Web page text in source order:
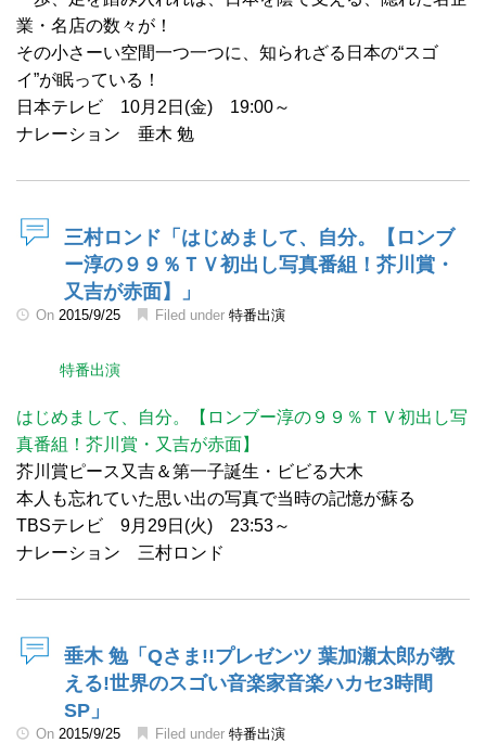
業・名店の数々が！
その小さーい空間一つ一つに、知られざる日本の“スゴ
イ”が眠っている！
日本テレビ 10月2日(金) 19:00～
ナレーション 垂木 勉
三村ロンド「はじめまして、自分。【ロンブ
ー淳の９９％ＴＶ初出し写真番組！芥川賞・
又吉が赤面】」
On 2015/9/25 Filed under 特番出演
特番出演
はじめまして、自分。【ロンブー淳の９９％ＴＶ初出し写
真番組！芥川賞・又吉が赤面】
芥川賞ピース又吉＆第一子誕生・ビビる大木
本人も忘れていた思い出の写真で当時の記憶が蘇る
TBSテレビ 9月29日(火) 23:53～
ナレーション 三村ロンド
垂木 勉「Qさま!!プレゼンツ 葉加瀬太郎が教
える!世界のスゴい音楽家音楽ハカセ3時間
SP」
On 2015/9/25 Filed under 特番出演